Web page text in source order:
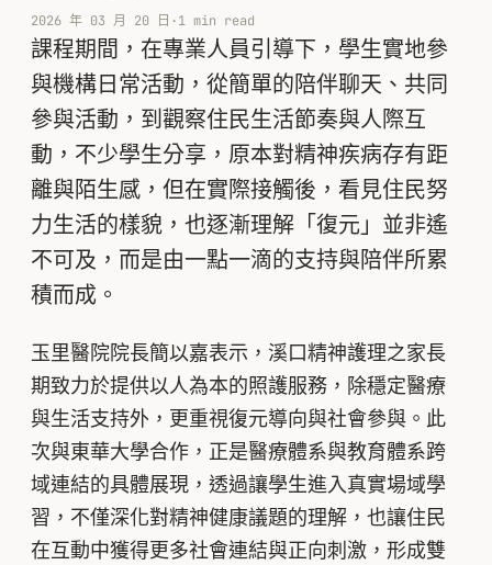
2026 年 03 月 20 日 ·1 min read
課程期間，在專業人員引導下，學生實地參
與機構日常活動，從簡單的陪伴聊天、共同
參與活動，到觀察住民生活節奏與人際互
動，不少學生分享，原本對精神疾病存有距
離與陌生感，但在實際接觸後，看見住民努
力生活的樣貌，也逐漸理解「復元」並非遙
不可及，而是由一點一滴的支持與陪伴所累
積而成。
玉里醫院院長簡以嘉表示，溪口精神護理之家長
期致力於提供以人為本的照護服務，除穩定醫療
與生活支持外，更重視復元導向與社會參與。此
次與東華大學合作，正是醫療體系與教育體系跨
域連結的具體展現，透過讓學生進入真實場域學
習，不僅深化對精神健康議題的理解，也讓住民
在互動中獲得更多社會連結與正向刺激，形成雙